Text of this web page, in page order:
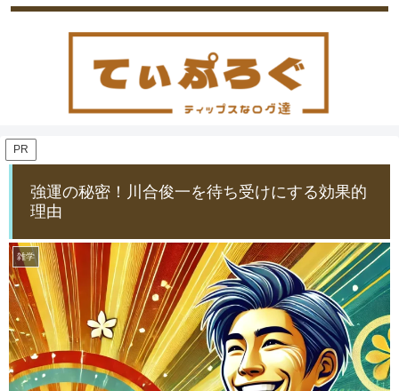
PR
強運の秘密！川合俊一を待ち受けにする効果的
理由
雑学